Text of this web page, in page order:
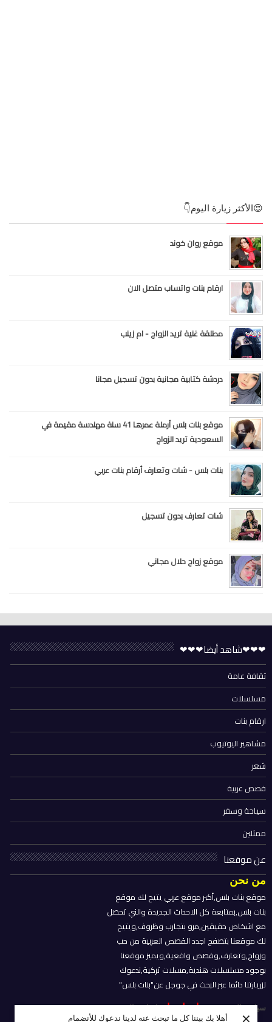
أهلا بك بيننا كل ما تبحث عنه لدينا ندعوك للأنضمام
😍الأكثر زيارة اليوم👇
موقع روان خوند
ارقام بنات واتساب متصل الان
مطلقة غنية تريد الزواج - ام زينب
دردشة كتابية مجانية بدون تسجيل مجانا
موقع بنات بلس أرملة عمرها 41 سنة مهندسة مقيمة في
السعودية تريد الزواج
بنات بلس - شات وتعارف أرقام بنات عربي
شات تعارف بدون تسجيل
موقع زواج حلال مجاني
❤❤❤شاهد أيضا❤❤❤
ثقافة عامة
مسلسلات
ارقام بنات
مشاهير اليوتيوب
شعر
قصص عربية
سياحة وسفر
ممثلين
عن موقعنا
من نحن
موقع بنات بلس,أكبر موقع عربي يتيح لك موقع
بنات بلس,بمتابعة كل الاحداث الجديدة والتي تحصل
مع اشخاص حقيقين,مرو بتجارب وظروف,ويتيح
لك موقعنا بتصفح اجدد القصص العربية من حب
وزواج,وتعارف,وقصص واقعية,ويميز موقعنا
بوجود مسلسلات هندية,مسلات تركية,ندعوك
لزريارتنا دائما عبر البحث في جوجل عن"بنات بلس"
سياسةالخصوصية ---اتصل بنا -
--اتفاقية المستخدم